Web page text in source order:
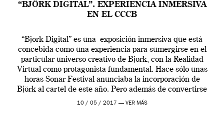
“BJÖRK DIGITAL”. EXPERIENCIA INMERSIVA
EN EL CCCB
“Bjork Digital” es una exposición inmersiva que está
concebida como una experiencia para sumergirse en el
particular universo creativo de Björk, con la Realidad
Virtual como protagonista fundamental. Hace sólo unas
horas Sonar Festival anunciaba la incorporación de
Björk al cartel de este año. Pero además de convertirse
en una de las actuaciones más relevantes […]
10 / 05 / 2017 — VER MÁS